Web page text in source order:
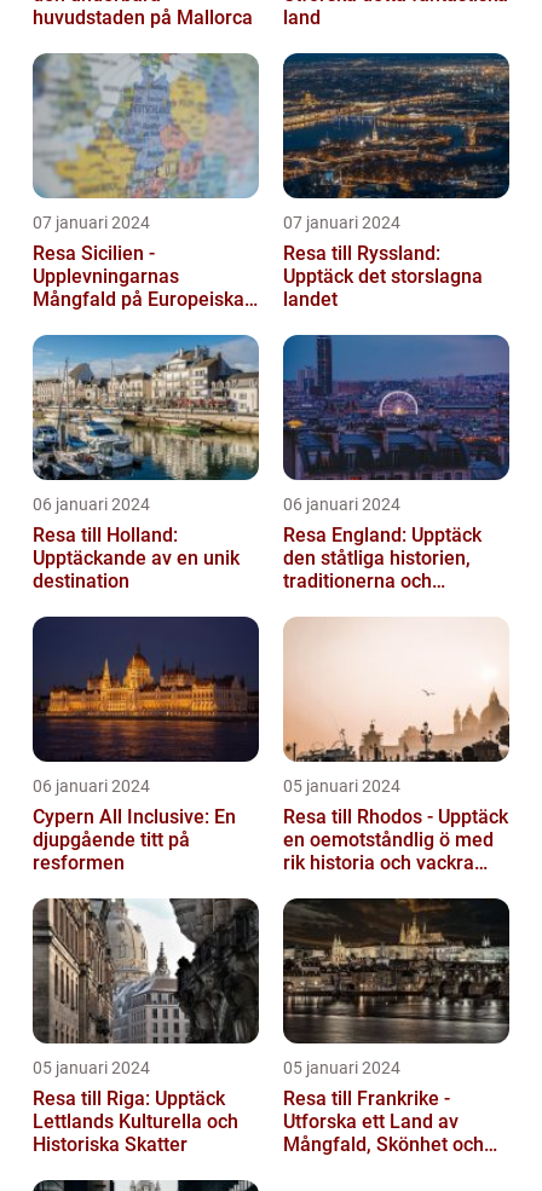
huvudstaden på Mallorca
land
07 januari 2024
Resa Sicilien -
Upplevningarnas
Mångfald på Europeiska
07 januari 2024
Resa till Ryssland:
Upptäck det storslagna
landet
06 januari 2024
Resa till Holland:
Upptäckande av en unik
destination
06 januari 2024
Resa England: Upptäck
den ståtliga historien,
traditionerna och
06 januari 2024
Cypern All Inclusive: En
djupgående titt på
resformen
05 januari 2024
Resa till Rhodos - Upptäck
en oemotståndlig ö med
rik historia och vackra
05 januari 2024
Resa till Riga: Upptäck
Lettlands Kulturella och
Historiska Skatter
05 januari 2024
Resa till Frankrike -
Utforska ett Land av
Mångfald, Skönhet och